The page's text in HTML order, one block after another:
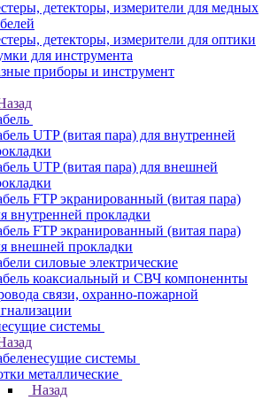
детекторы, измерители для медных
детекторы, измерители для оптики
для инструмента
приборы и инструмент
UTP (витая пара) для внутренней
UTP (витая пара) для внешней
FTP экранированный (витая пара)
внутренней прокладки
FTP экранированный (витая пара)
внешней прокладки
силовые электрические
коаксиальный и СВЧ компоненнты
связи, охранно-пожарной
системы
системы
металлические
Назад